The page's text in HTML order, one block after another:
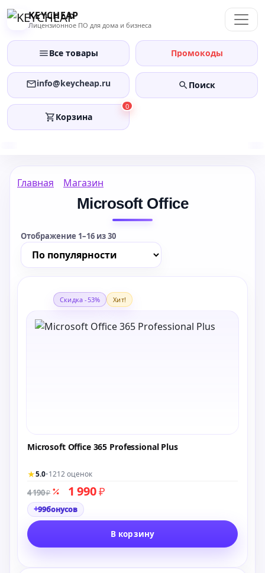
Перейти
KEYCHEAP
Лицензионное ПО для дома и бизнеса
Все товары Промокоды
info@keycheap.ru Поиск
0
Корзина
Главная Магазин
Microsoft Office
Отображение 1–16 из 30
Скидка -53% Хит!
Microsoft Office 365 Professional Plus
★5.0•1212 оценок
4 190₽ 1 990₽
+99бонусов
В корзину